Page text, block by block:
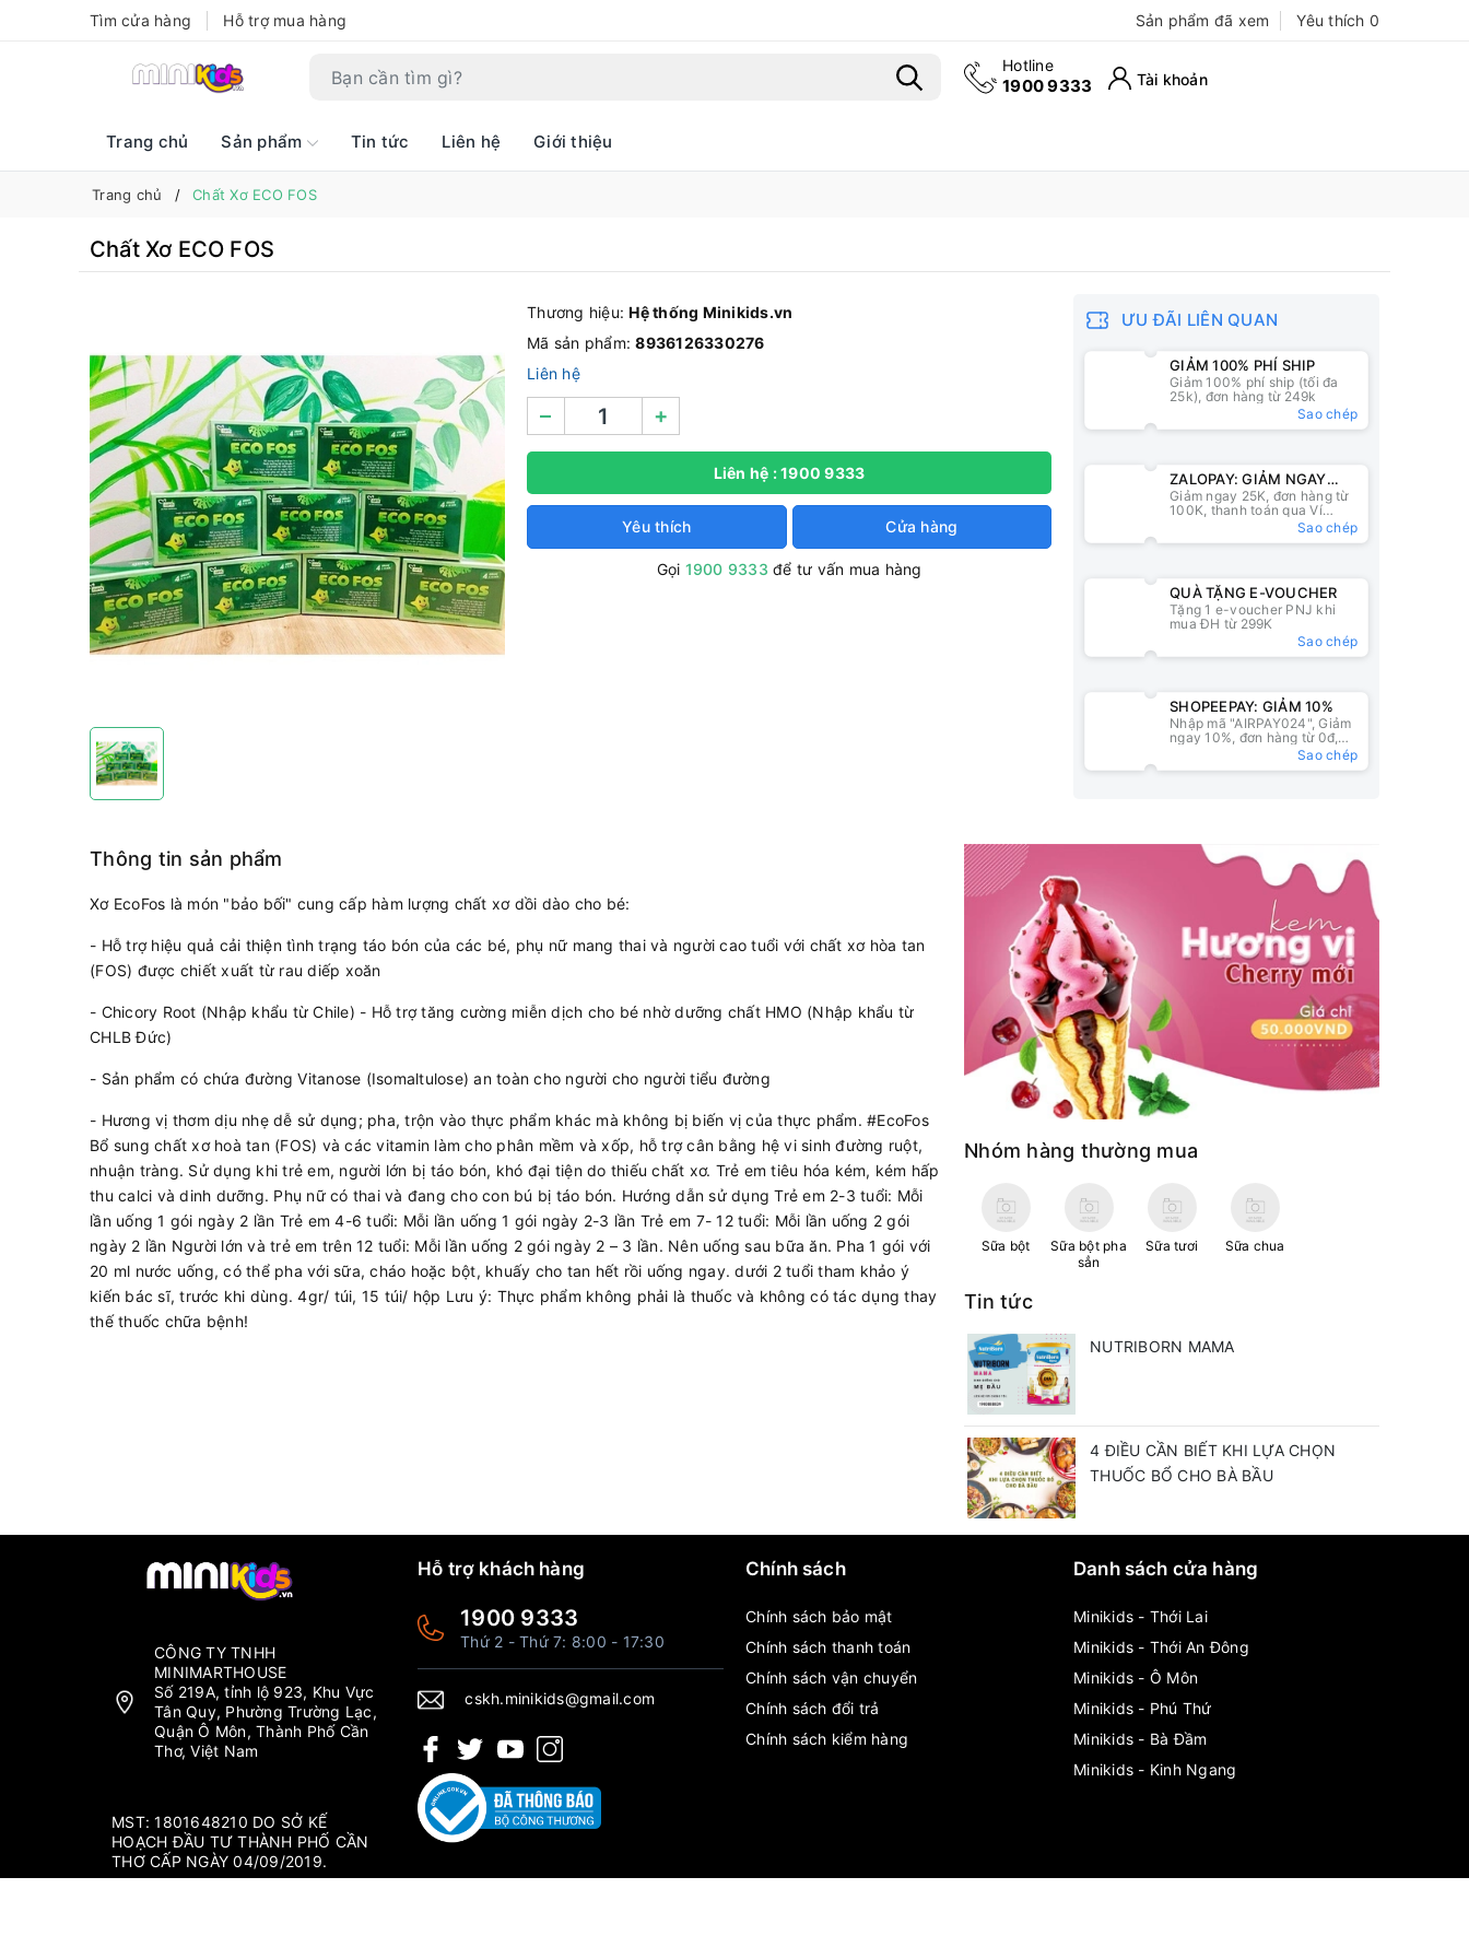
Tìm cửa hàng Hỗ trợ mua hàng Sản phẩm đã xem Yêu thích 0
Hotline
1900 9333 Tài khoản
Trang chủ Sản phẩm Tin tức Liên hệ Giới thiệu
Trang chủ Chất Xơ ECO FOS
Chất Xơ ECO FOS
Thương hiệu:Hệ thống Minikids.vn
Mã sản phẩm:8936126330276
Liên hệ
– +
Liên hệ : 1900 9333
Yêu thích Cửa hàng
Gọi 1900 9333 để tư vấn mua hàng
ƯU ĐÃI LIÊN QUAN
GIẢM 100% PHÍ SHIP
Giảm 100% phí ship (tối đa
25k), đơn hàng từ 249k
Sao chép
ZALOPAY: GIẢM NGAY
25K
Giảm ngay 25K, đơn hàng từ
100K, thanh toán qua Ví
Sao chép
QUÀ TẶNG E-VOUCHER
Tặng 1 e-voucher PNJ khi
mua ĐH từ 299K
Sao chép
SHOPEEPAY: GIẢM 10%
Nhập mã "AIRPAY024", Giảm
ngay 10%, đơn hàng từ 0đ,
nhập mã tại ví ShopeePay
Sao chép
Thông tin sản phẩm
Xơ EcoFos là món "bảo bối" cung cấp hàm lượng chất xơ dồi dào cho bé:
- Hỗ trợ hiệu quả cải thiện tình trạng táo bón của các bé, phụ nữ mang thai và người cao tuổi với chất xơ hòa tan
(FOS) được chiết xuất từ rau diếp xoăn
- Chicory Root (Nhập khẩu từ Chile) - Hỗ trợ tăng cường miễn dịch cho bé nhờ dưỡng chất HMO (Nhập khẩu từ
CHLB Đức)
- Sản phẩm có chứa đường Vitanose (Isomaltulose) an toàn cho người cho người tiểu đường
- Hương vị thơm dịu nhẹ dễ sử dụng; pha, trộn vào thực phẩm khác mà không bị biến vị của thực phẩm. #EcoFos
Bổ sung chất xơ hoà tan (FOS) và các vitamin làm cho phân mềm và xốp, hỗ trợ cân bằng hệ vi sinh đường ruột,
nhuận tràng. Sử dụng khi trẻ em, người lớn bị táo bón, khó đại tiện do thiếu chất xơ. Trẻ em tiêu hóa kém, kém hấp
thu calci và dinh dưỡng. Phụ nữ có thai và đang cho con bú bị táo bón. Hướng dẫn sử dụng Trẻ em 2-3 tuổi: Mỗi
lần uống 1 gói ngày 2 lần Trẻ em 4-6 tuổi: Mỗi lần uống 1 gói ngày 2-3 lần Trẻ em 7- 12 tuổi: Mỗi lần uống 2 gói
ngày 2 lần Người lớn và trẻ em trên 12 tuổi: Mỗi lần uống 2 gói ngày 2 – 3 lần. Nên uống sau bữa ăn. Pha 1 gói với
20 ml nước uống, có thể pha với sữa, cháo hoặc bột, khuấy cho tan hết rồi uống ngay. dưới 2 tuổi tham khảo ý
kiến bác sĩ, trước khi dùng. 4gr/ túi, 15 túi/ hộp Lưu ý: Thực phẩm không phải là thuốc và không có tác dụng thay
thế thuốc chữa bệnh!
Nhóm hàng thường mua
Sữa bột
Sữa bột pha
sẳn
Sữa tươi Sữa chua
Tin tức
NUTRIBORN MAMA
4 ĐIỀU CẦN BIẾT KHI LỰA CHỌN
THUỐC BỔ CHO BÀ BẦU
CÔNG TY TNHH
MINIMARTHOUSE
Số 219A, tỉnh lộ 923, Khu Vực
Tân Quy, Phường Trường Lạc,
Quận Ô Môn, Thành Phố Cần
Thơ, Việt Nam
MST: 1801648210 DO SỞ KẾ
HOẠCH ĐẦU TƯ THÀNH PHỐ CẦN
THƠ CẤP NGÀY 04/09/2019.
Hỗ trợ khách hàng
1900 9333
Thứ 2 - Thứ 7: 8:00 - 17:30
cskh.minikids@gmail.com
Chính sách
Chính sách bảo mật
Chính sách thanh toán
Chính sách vận chuyển
Chính sách đổi trả
Chính sách kiểm hàng
Danh sách cửa hàng
Minikids - Thới Lai
Minikids - Thới An Đông
Minikids - Ô Môn
Minikids - Phú Thứ
Minikids - Bà Đầm
Minikids - Kinh Ngang